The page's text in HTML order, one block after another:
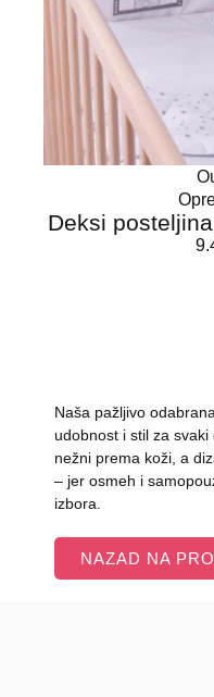
Deksi
Naša pažljivo
udobnost i stil za
nežni prema koži, a
– jer osmeh i
izbora.
NAZAD NA